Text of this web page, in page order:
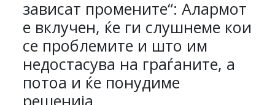
зависат промените“: Алармот
е вклучен, ќе ги слушнеме кои
се проблемите и што им
недостасува на граѓаните, а
потоа и ќе понудиме
решенија